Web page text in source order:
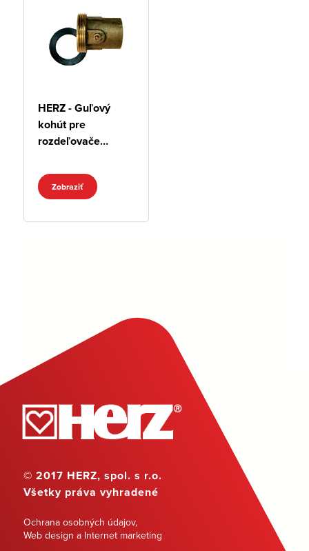
HERZ - Guľový
kohút pre
rozdeľovače
PLUS
Zobraziť
© 2017 HERZ, spol. s r.o.
Všetky práva vyhradené
Ochrana osobných údajov,
Web design a Internet marketing